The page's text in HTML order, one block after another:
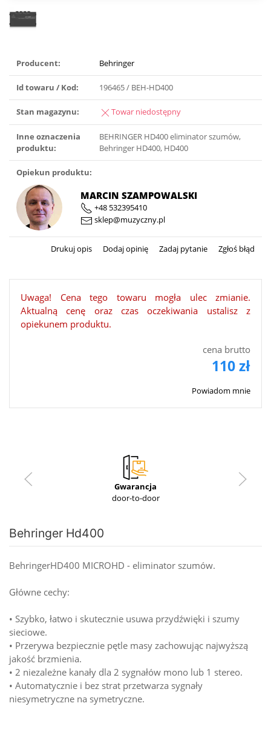
Producent: Behringer
Id towaru / Kod: 196465 / BEH-HD400
Stan magazynu: Towar niedostępny
Inne oznaczenia
produktu:
BEHRINGER HD400 eliminator szumów,
Behringer HD400, HD400
Opiekun produktu:
MARCIN SZAMPOWALSKI
+48 532395410
sklep@muzyczny.pl
Drukuj opis Dodaj opinię Zadaj pytanie Zgłoś błąd
Uwaga! Cena tego towaru mogła ulec zmianie.
Aktualną cenę oraz czas oczekiwania ustalisz z
opiekunem produktu.
cena brutto
110 zł
Powiadom mnie
Gwarancja
door-to-door
Behringer Hd400
BehringerHD400 MICROHD - eliminator szumów.
Główne cechy:
• Szybko, łatwo i skutecznie usuwa przydźwięki i szumy
sieciowe.
• Przerywa bezpiecznie pętle masy zachowując najwyższą
jakość brzmienia.
• 2 niezależne kanały dla 2 sygnałów mono lub 1 stereo.
• Automatycznie i bez strat przetwarza sygnały
niesymetryczne na symetryczne.